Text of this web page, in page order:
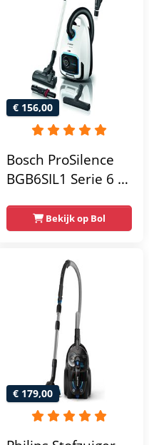
€ 156,00
Bosch ProSilence
BGB6SIL1 Serie 6 -
12mtr bereik -
Vacuum cleaner -
Afstandbediening
in handvat - 66dB -
HEPA - Wit
Bekijk op Bol
€ 179,00